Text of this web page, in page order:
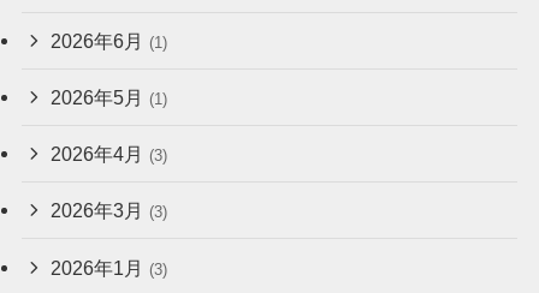
2026年6月 (1)
2026年5月 (1)
2026年4月 (3)
2026年3月 (3)
2026年1月 (3)